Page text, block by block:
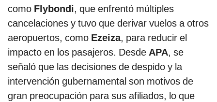
como Flybondi, que enfrentó múltiples
cancelaciones y tuvo que derivar vuelos a otros
aeropuertos, como Ezeiza, para reducir el
impacto en los pasajeros. Desde APA, se
señaló que las decisiones de despido y la
intervención gubernamental son motivos de
gran preocupación para sus afiliados, lo que